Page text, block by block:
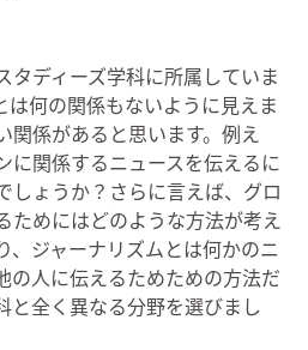
タディーズ学科に所属していま
は何の関係もないように見えま
関係があると思います。例え
に関係するニュースを伝えるに
しょうか？さらに言えば、グロ
ためにはどのような方法が考え
、ジャーナリズムとは何かのニ
の人に伝えるためための方法だ
と全く異なる分野を選びまし